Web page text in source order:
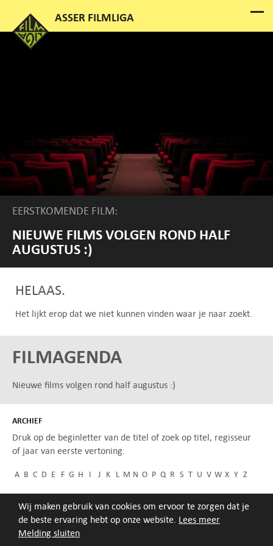
Melding sluiten
Wij maken gebruik van cookies om ervoor te zorgen dat je
de beste ervaring hebt op onze website. Lees meer
EERSTKOMENDE FILM:
NIEUWE FILMS VOLGEN ROND HALF
AUGUSTUS :)
HELAAS.
Het lijkt erop dat we niet kunnen vinden waar je naar zoekt.
FILMAGENDA
Nieuwe films volgen rond half augustus :)
ARCHIEF
Druk op de beginletter van de titel of zoek op titel, regisseur
of jaar van eerste vertoning.
A B C D E F G H I J K L M N O P Q R S T U V W X Y Z